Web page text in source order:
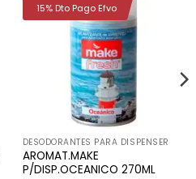
DESODORANTES PARA DISPENSER
AROMAT.MAKE
P/DISP.OCEANICO 270ML
15% Dto Pago Efvo